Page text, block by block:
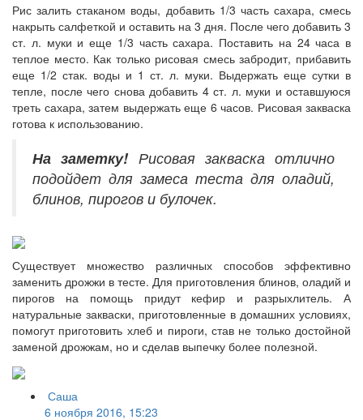
Рис залить стаканом воды, добавить 1/3 часть сахара, смесь
накрыть салфеткой и оставить на 3 дня. После чего добавить 3
ст. л. муки и еще 1/3 часть сахара. Поставить на 24 часа в
теплое место. Как только рисовая смесь забродит, прибавить
еще 1/2 стак. воды и 1 ст. л. муки. Выдержать еще сутки в
тепле, после чего снова добавить 4 ст. л. муки и оставшуюся
треть сахара, затем выдержать еще 6 часов. Рисовая закваска
готова к использованию.
На заметку!Рисовая закваска отлично
подойдет для замеса теста для оладий,
блинов, пирогов и булочек.
Существует множество различных способов эффективно
заменить дрожжи в тесте. Для приготовления блинов, оладий и
пирогов на помощь придут кефир и разрыхлитель. А
натуральные закваски, приготовленные в домашних условиях,
помогут приготовить хлеб и пироги, став не только достойной
заменой дрожжам, но и сделав выпечку более полезной.
Саша
6 ноября 2016, 15:23